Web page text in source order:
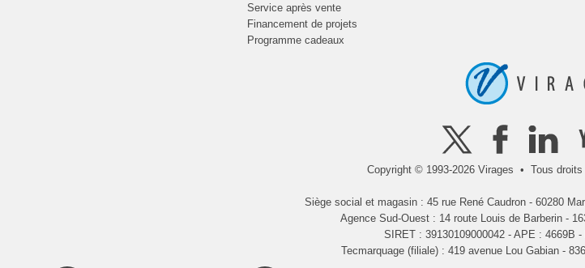
Service après vente
Financement de projets
Programme cadeaux
Copyright © 1993-2026 Virages • Tous
Siège social et magasin : 45 rue René Caudron - 60280
Agence Sud-Ouest : 14 route Louis de Barberin -
SIRET : 39130109000042 - APE : 4669B -
Tecmarquage (filiale) : 419 avenue Lou Gabian -